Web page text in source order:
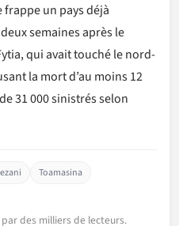
un pays déjà
semaines après le
qui avait touché le nord-
la mort d’au moins 12
31 000 sinistrés selon
Toamasina
des milliers de lecteurs.